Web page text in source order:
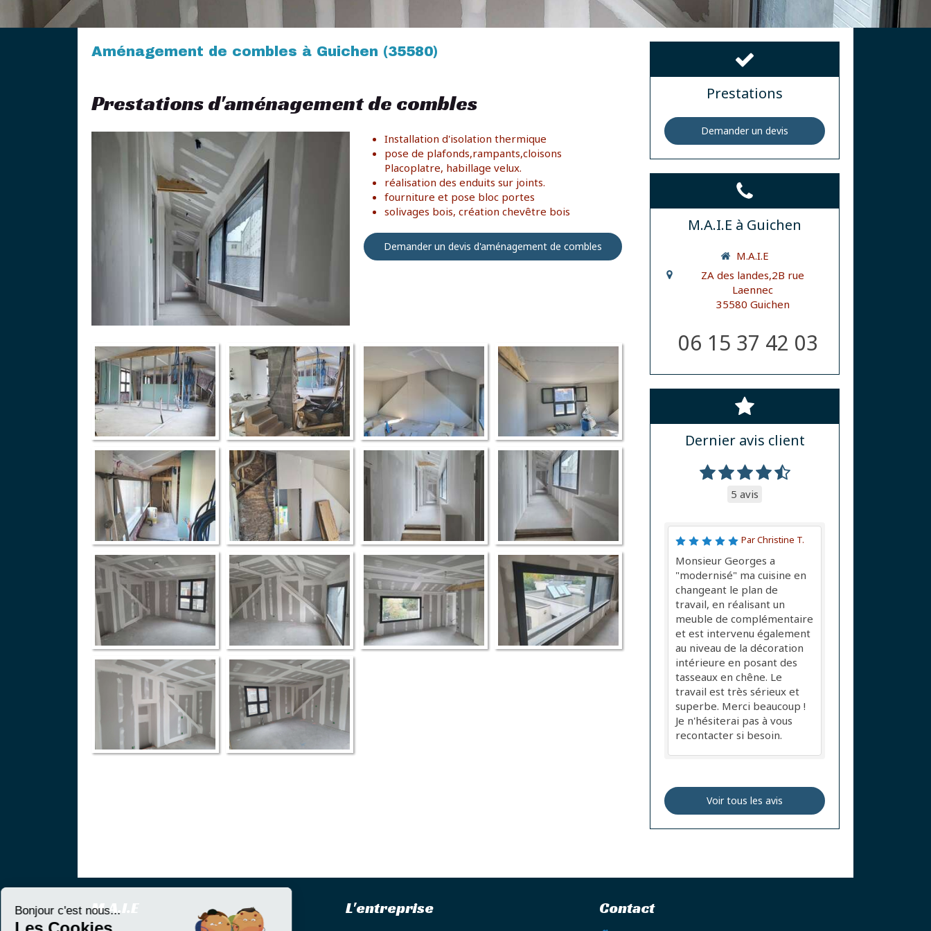
Aménagement de combles à Guichen (35580)
Prestations d'aménagement de combles
Installation d'isolation thermique
pose de plafonds,rampants,cloisons
Placoplatre, habillage velux.
réalisation des enduits sur joints.
fourniture et pose bloc portes
solivages bois, création chevêtre bois
Demander un devis d'aménagement de combles
Prestations
Demander un devis
M.A.I.E à Guichen
M.A.I.E
ZA des landes,2B rue
Laennec
35580 Guichen
06 15 37 42 03
Dernier avis client
5 avis
Par Christine T.
Monsieur Georges a
"modernisé" ma cuisine en
changeant le plan de
travail, en réalisant un
meuble de complémentaire
et est intervenu également
au niveau de la décoration
intérieure en posant des
tasseaux en chêne. Le
travail est très sérieux et
superbe. Merci beaucoup !
Je n'hésiterai pas à vous
recontacter si besoin.
Voir tous les avis
M.A.I.E L'entreprise Contact